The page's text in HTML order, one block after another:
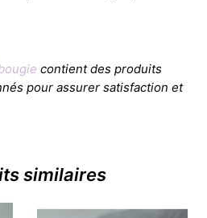
contient des produits
pour assurer satisfaction et
similaires